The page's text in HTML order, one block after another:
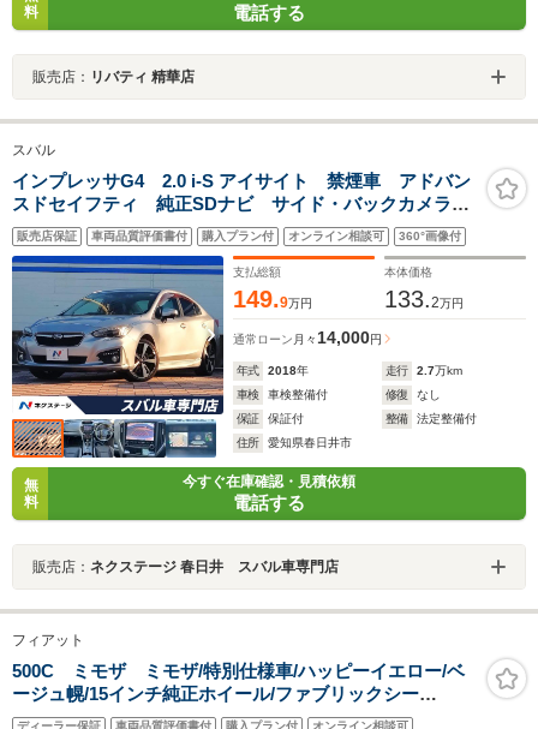
料
電話する
販売店： リバティ 精華店
スバル
インプレッサG4 2.0 i-S アイサイト 禁煙車 アドバン
スドセイフティ 純正SDナビ サイド・バックカメラ
パワーシート コーナーセンサー LEDライナー スマ
ートキー LEDヘッド ETC 純正18インチアルミ
販売店保証 車両品質評価書付 購入プラン付 オンライン相談可 360°画像付
支払総額
149.9万円
本体価格
133.2万円
通常ローン 月々14,000円
年式 2018年 走行 2.7万km
車検
車検整備付 修復
なし
保証
保証付 整備
法定整備付
住所
愛知県春日井市
無
料
今すぐ在庫確認・見積依頼
電話する
販売店： ネクステージ 春日井 スバル車専門店
フィアット
500C ミモザ ミモザ/特別仕様車/ハッピーイエロー/ベ
ージュ幌/15インチ純正ホイール/ファブリックシー
ト/ETC/純正AWあり